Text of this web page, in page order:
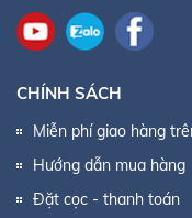
CHÍNH SÁCH
Miễn phí giao hàng
Hướng dẫn mua hàng
Đặt cọc - thanh toán